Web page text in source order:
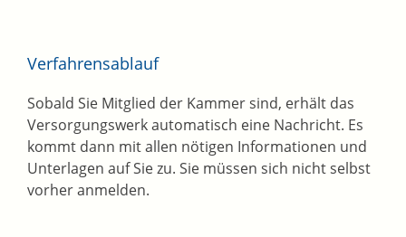
Verfahrensablauf
Sobald Sie Mitglied der Kammer sind, erhält das
Versorgungswerk automatisch eine Nachricht. Es
kommt dann mit allen nötigen Informationen und
Unterlagen auf Sie zu. Sie müssen sich nicht selbst
vorher anmelden.